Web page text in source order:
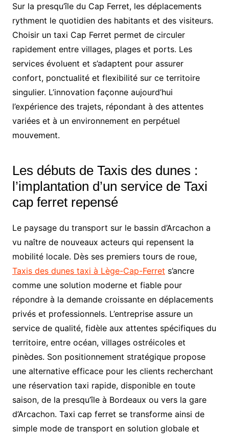
Sur la presqu’île du Cap Ferret, les déplacements
rythment le quotidien des habitants et des visiteurs.
Choisir un taxi Cap Ferret permet de circuler
rapidement entre villages, plages et ports. Les
services évoluent et s’adaptent pour assurer
confort, ponctualité et flexibilité sur ce territoire
singulier. L’innovation façonne aujourd’hui
l’expérience des trajets, répondant à des attentes
variées et à un environnement en perpétuel
mouvement.
Les débuts de Taxis des dunes :
l’implantation d’un service de Taxi
cap ferret repensé
Le paysage du transport sur le bassin d’Arcachon a
vu naître de nouveaux acteurs qui repensent la
mobilité locale. Dès ses premiers tours de roue,
Taxis des dunes taxi à Lège-Cap-Ferret s’ancre
comme une solution moderne et fiable pour
répondre à la demande croissante en déplacements
privés et professionnels. L’entreprise assure un
service de qualité, fidèle aux attentes spécifiques du
territoire, entre océan, villages ostréicoles et
pinèdes. Son positionnement stratégique propose
une alternative efficace pour les clients recherchant
une réservation taxi rapide, disponible en toute
saison, de la presqu’île à Bordeaux ou vers la gare
d’Arcachon. Taxi cap ferret se transforme ainsi de
simple mode de transport en solution globale et